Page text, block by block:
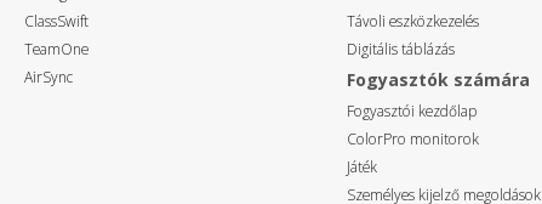
ClassSwift
TeamOne
AirSync
Távoli eszközkezelés
Digitális táblázás
Fogyasztók számára
Fogyasztói kezdőlap
ColorPro monitorok
Játék
Személyes kijelző megoldások